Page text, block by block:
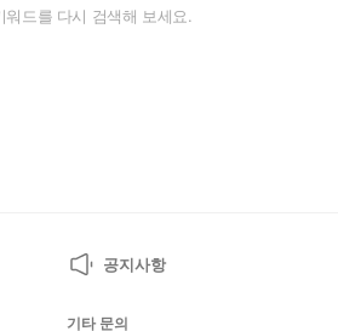
워드를 다시 검색해 보세요.
공지사항
기타 문의